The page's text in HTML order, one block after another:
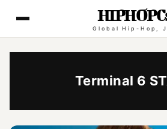
Global Hip-Hop,
Terminal 6